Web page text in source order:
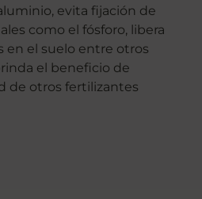
evita fijación de
como el fósforo, libera
el suelo entre otros
el beneficio de
de otros fertilizantes